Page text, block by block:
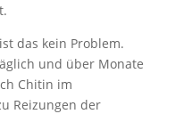
das kein Problem.
und über Monate
Chitin im
Reizungen der